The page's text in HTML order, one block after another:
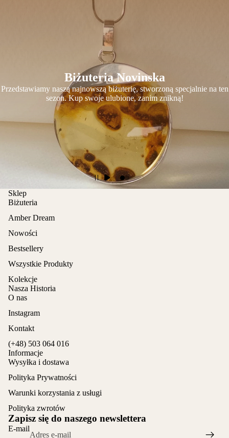
Biżuteria Novinska
Przedstawiamy naszą najnowszą biżuterię, stworzoną specjalnie na ten
sezon. Kup swoje ulubione, zanim znikną!
Sklep
Biżuteria
Amber Dream
Nowości
Bestsellery
Wszystkie Produkty
Kolekcje
Nasza Historia
O nas
Instagram
Kontakt
(+48) 503 064 016
Informacje
Wysyłka i dostawa
Polityka Prywatności
Warunki korzystania z usługi
Polityka zwrotów
Zapisz się do naszego newslettera
E-mail